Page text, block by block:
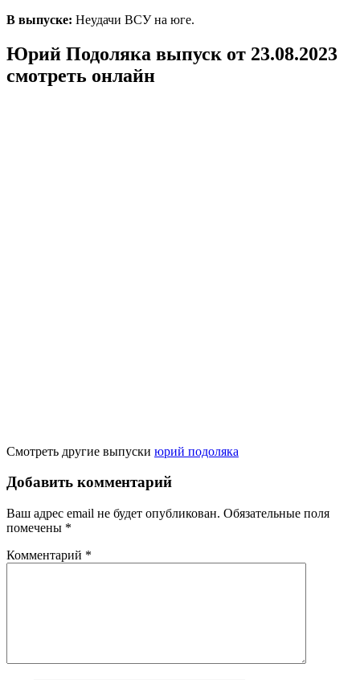
В выпуске: Неудачи ВСУ на юге.
Юрий Подоляка выпуск от 23.08.2023
смотреть онлайн
Смотреть другие выпуски юрий подоляка
Добавить комментарий
Ваш адрес email не будет опубликован. Обязательные поля
помечены *
Комментарий *